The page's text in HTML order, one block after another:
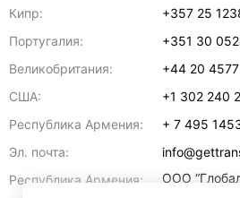
Кипр:
+357 25
Португалия:
+351 30
Великобритания:
+44 20
США:
+1 302 240
Республика Армения:
+ 7 495
Эл. почта:
Республика Армения:
ООО